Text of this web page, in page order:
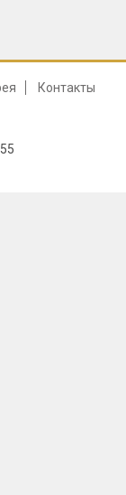
Контакты
26-55